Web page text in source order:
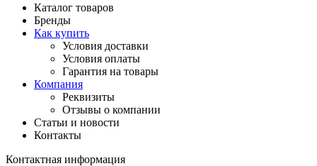
Каталог товаров
Бренды
Как купить
Условия доставки
Условия оплаты
Гарантия на товары
Компания
Реквизиты
Отзывы о компании
Статьи и новости
Контакты
Контактная информация